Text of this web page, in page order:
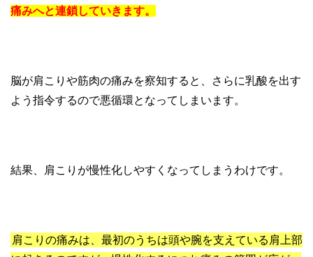
痛みへと連鎖していきます。
脳が肩こりや筋肉の痛みを察知すると、さらに乳酸を出す
よう指令するので悪循環となってしまいます。
結果、肩こりが慢性化しやすくなってしまうわけです。
肩こりの痛みは、最初のうちは頭や腕を支えている肩上部